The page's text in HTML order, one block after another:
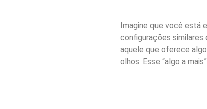
Imagine que você está
configurações similares
aquele que oferece algo
olhos. Esse “algo a